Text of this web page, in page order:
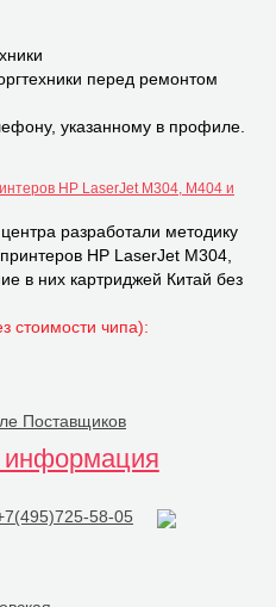
перед ремонтом
указанному в профиле.
НР LaserJet M304, M404 и
разработали методику
НР LaserJet M304,
в них картриджей Китай без
стоимости чипа):
информация
58-05